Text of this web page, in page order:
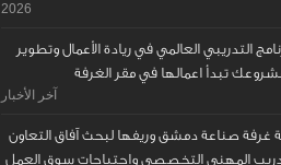
2026
التدريبي العالمي في ريادة الأعمال وتطوير
تبدأ اعمالها في مقر الغرفة
آخر الأخبار
صناعة دمشق وريفها لبحث آفاق التعاون
المهني التخصصي واحتياجات سوق العمل